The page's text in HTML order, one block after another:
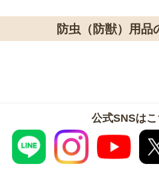
防虫（防獣）用品
公式SNSはこ